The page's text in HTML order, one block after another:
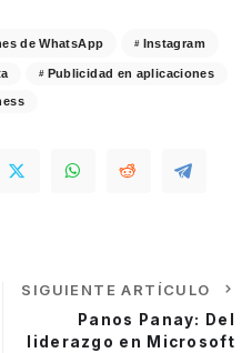
de WhatsApp Instagram
Publicidad en aplicaciones
SIGUIENTE ARTÍCULO
Panos Panay: Del
liderazgo en Microsoft